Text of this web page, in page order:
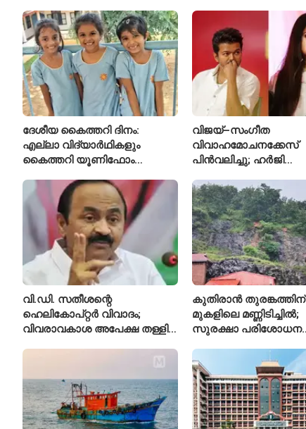
ദേശീയ കൈത്തറി ദിനം:
എല്ലാ വിദ്യാർഥികളും
കൈത്തറി യൂണിഫോം
സ്കൂൾ വേറിട്ട മാതൃക
വിജയ്–സംഗീത
വിവാഹമോചനക്കേസ്
പിൻവലിച്ചു; ഹർജി
അവസാനിപ്പിച്ച് കോടതി
വി.ഡി. സതീശന്റെ
ഹെലികോപ്റ്റർ വിവാദം;
വിവരാവകാശ അപേക്ഷ തള്ളി
കുതിരാൻ തുരങ്കത്തിന്
മുകളിലെ മണ്ണിടിച്ചിൽ;
സുരക്ഷാ പരിശോധന